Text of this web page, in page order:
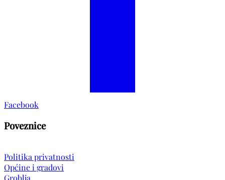
Facebook
Poveznice
Politika privatnosti
Općine i gradovi